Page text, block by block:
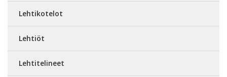
Lehtikotelot
Lehtiöt
Lehtitelineet